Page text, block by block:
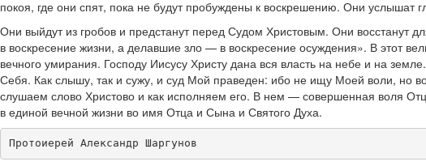
покоя, где они спят, пока не будут пробуждены к воскрешению. Они услышат
Они выйдут из гробов и предстанут перед Судом Христовым. Они восстанут
в воскресение жизни, а делавшие зло — в воскресение осуждения». В этот
вечного умирания. Господу Иисусу Христу дана вся власть на небе и на
Себя. Как слышу, так и сужу, и суд Мой праведен: ибо не ищу Моей воли, но
слушаем слово Христово и как исполняем его. В нем — совершенная воля
в единой вечной жизни во имя Отца и Сына и Святого Духа.
Протоиерей Александр Шаргунов